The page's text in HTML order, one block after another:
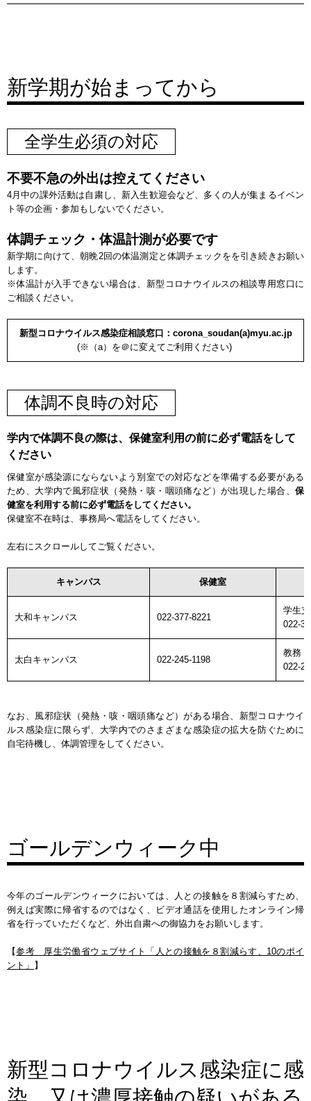
新学期が始まってから
全学生必須の対応
不要不急の外出は控えてください
4月中の課外活動は自粛し、新入生歓迎会など、多くの人が集まるイベン
ト等の企画・参加もしないでください。
体調チェック・体温計測が必要です
新学期に向けて、朝晩2回の体温測定と体調チェックをを引き続きお願い
します。
※体温計が入手できない場合は、新型コロナウイルスの相談専用窓口に
ご相談ください。
新型コロナウイルス感染症相談窓口：corona_soudan(a)myu.ac.jp
(※（a）を＠に変えてご利用ください)
体調不良時の対応
学内で体調不良の際は、保健室利用の前に必ず電話をして
ください
保健室が感染源にならないよう別室での対応などを準備する必要がある
ため、大学内で風邪症状（発熱・咳・咽頭痛など）が出現した場合、 保
健室を利用する前に必ず電話をしてください。
保健室不在時は、事務局へ電話をしてください。
左右にスクロールしてご覧ください。
キャンパス 保健室
大和キャンパス 022-377-8221
学生
022-
太白キャンパス 022-245-1198
教務
022-
なお、風邪症状（発熱・咳・咽頭痛など）がある場合、新型コロナウイ
ルス感染症に限らず、大学内でのさまざまな感染症の拡大を防ぐために
自宅待機し、体調管理をしてください。
ゴールデンウィーク中
今年のゴールデンウィークにおいては、人との接触を８割減らすため、
例えば実際に帰省するのではなく、ビデオ通話を使用したオンライン帰
省を行っていただくなど、外出自粛への御協力をお願いします。
【参考 厚生労働省ウェブサイト「人との接触を８割減らす、10のポイ
ント」 】
新型コロナウイルス感染症に感